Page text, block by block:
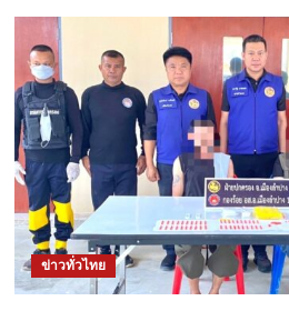
ข่าวทั่วไทย